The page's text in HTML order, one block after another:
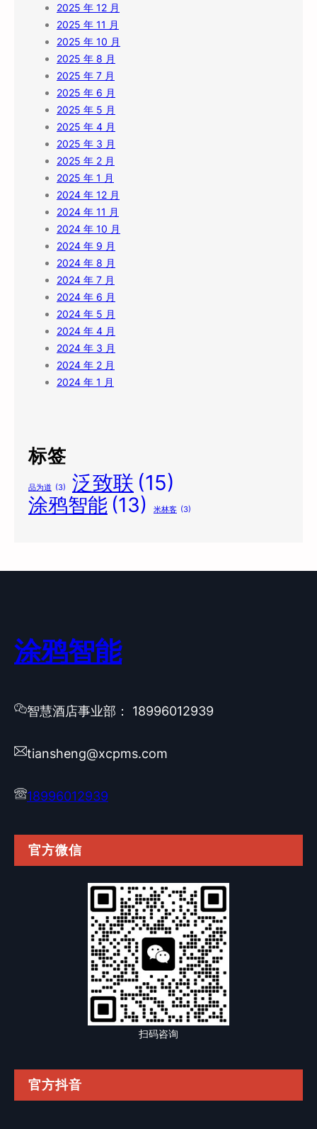
2025 年 12 月
2025 年 11 月
2025 年 10 月
2025 年 8 月
2025 年 7 月
2025 年 6 月
2025 年 5 月
2025 年 4 月
2025 年 3 月
2025 年 2 月
2025 年 1 月
2024 年 12 月
2024 年 11 月
2024 年 10 月
2024 年 9 月
2024 年 8 月
2024 年 7 月
2024 年 6 月
2024 年 5 月
2024 年 4 月
2024 年 3 月
2024 年 2 月
2024 年 1 月
标签
品为道 (3) 泛致联 (15)
涂鸦智能 (13) 米林客 (3)
涂鸦智能
智慧酒店事业部： 18996012939
tiansheng@xcpms.com
18996012939
官方微信
扫码咨询
官方抖音